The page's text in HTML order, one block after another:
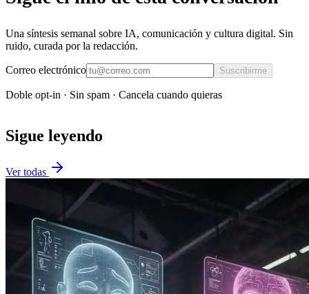
Una síntesis semanal sobre IA, comunicación y cultura digital. Sin
ruido, curada por la redacción.
Correo electrónico Suscribirme
Doble opt-in · Sin spam · Cancela cuando quieras
Sigue leyendo
Ver todas